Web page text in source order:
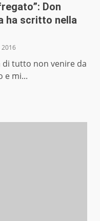
Don
ha scritto nella
2016
di tutto non venire da
e mi...